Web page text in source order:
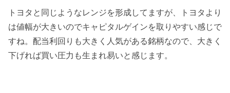
トヨタと同じようなレンジを形成してますが、トヨタより
は値幅が大きいのでキャピタルゲインを取りやすい感じで
すね。配当利回りも大きく人気がある銘柄なので、大きく
下げれば買い圧力も生まれ易いと感じます。